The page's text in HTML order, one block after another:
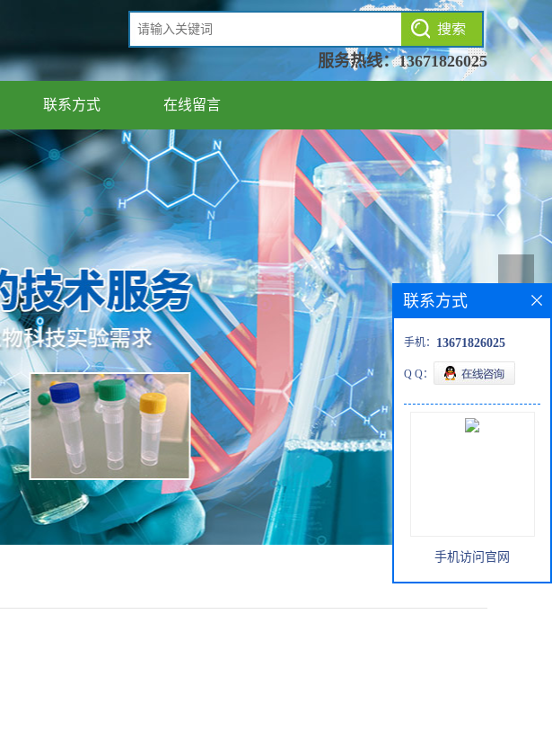
服务热线：13671826025
联系方式 在线留言
联系方式
手机： 13671826025
Q Q：
手机访问官网